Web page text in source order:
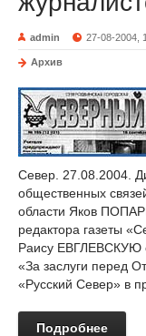
admin 27-08-2004,
Архив
Север. 27.08.2004.
общественных
области Яков
редактора газеты
Раису ЕВГЛЕВСКУЮ
«За заслуги перед
«Русский Север» в
Подробнее